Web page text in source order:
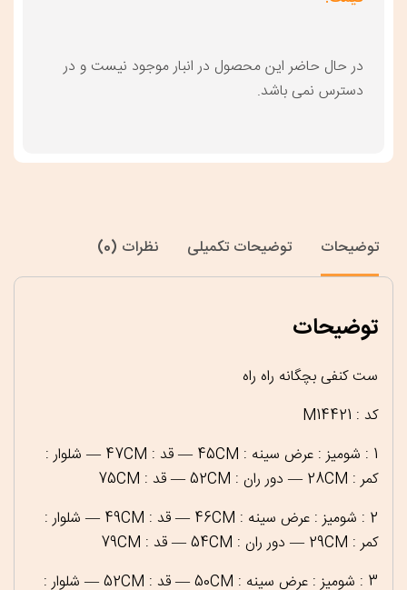
در حال حاضر این محصول در انبار موجود نیست و در
دسترس نمی باشد.
توضیحات توضیحات تکمیلی نظرات (0)
توضیحات
ست کنفی بچگانه راه راه
کد : M14421
1 : شومیز : عرض سینه : 45CM — قد : 47CM — شلوار :
کمر : 28CM — دور ران : 52CM — قد : 75CM
2 : شومیز : عرض سینه : 46CM — قد : 49CM — شلوار :
کمر : 29CM — دور ران : 54CM — قد : 79CM
3 : شومیز : عرض سینه : 50CM — قد : 52CM — شلوار :